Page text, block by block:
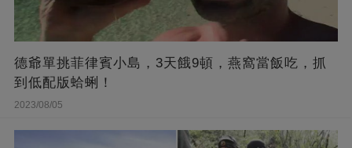
德爺單挑菲律賓小島，3天餓9頓，燕窩當飯吃，抓
到低配版蛤蜊！
2023/08/05